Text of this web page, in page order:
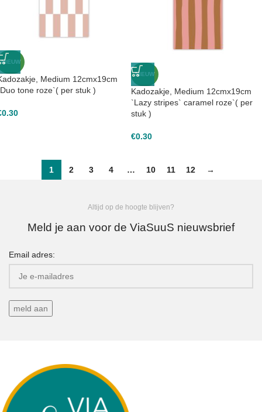
NIEUW
Medium 12cmx19cm
tone roze`( per stuk )
0.30
NIEUW
Kadozakje, Medium 12cmx19cm
`Lazy stripes` caramel roze`( per
stuk )
€0.30
1 2 3 4 … 10 11 12 →
Altijd op de hoogte blijven?
Meld je aan voor de ViaSuuS nieuwsbrief
Email adres: